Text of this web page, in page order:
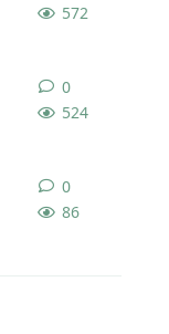
572
524
0
86
0